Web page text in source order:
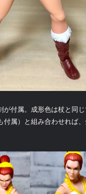
付属。成形色は杖と同
付属）と組み合わせれば